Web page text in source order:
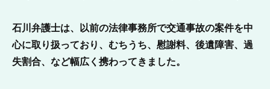
石川弁護士は、以前の法律事務所で交通事故の案件を中
心に取り扱っており、むちうち、慰謝料、後遺障害、過
失割合、など幅広く携わってきました。